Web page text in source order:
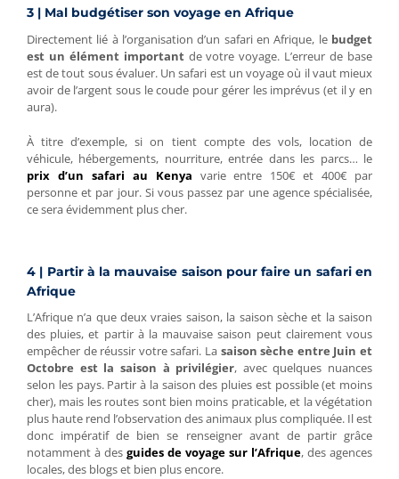
3 | Mal budgétiser son voyage en Afrique
Directement lié à l’organisation d’un safari en Afrique, le budget
est un élément importantde votre voyage. L’erreur de base
est de tout sous évaluer. Un safari est un voyage où il vaut mieux
avoir de l’argent sous le coude pour gérer les imprévus (et il y en
aura).
À titre d’exemple, si on tient compte des vols, location de
véhicule, hébergements, nourriture, entrée dans les parcs… le
prix d’un safari au Kenya varie entre 150€ et 400€ par
personne et par jour. Si vous passez par une agence spécialisée,
ce sera évidemment plus cher.
4 | Partir à la mauvaise saison pour faire un safari en
Afrique
L’Afrique n’a que deux vraies saison, la saison sèche et la saison
des pluies, et partir à la mauvaise saison peut clairement vous
empêcher de réussir votre safari. La saison sèche entre Juin et
Octobre est la saison à privilégier, avec quelques nuances
selon les pays. Partir à la saison des pluies est possible (et moins
cher), mais les routes sont bien moins praticable, et la végétation
plus haute rend l’observation des animaux plus compliquée. Il est
donc impératif de bien se renseigner avant de partir grâce
notamment à des guides de voyage sur l’Afrique, des agences
locales, des blogs et bien plus encore.